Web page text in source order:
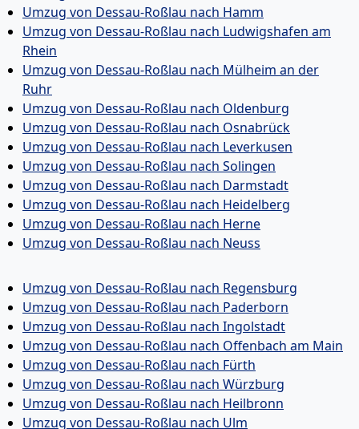
Umzug von Dessau-Roßlau nach Hamm
Umzug von Dessau-Roßlau nach Ludwigshafen am
Rhein
Umzug von Dessau-Roßlau nach Mülheim an der
Ruhr
Umzug von Dessau-Roßlau nach Oldenburg
Umzug von Dessau-Roßlau nach Osnabrück
Umzug von Dessau-Roßlau nach Leverkusen
Umzug von Dessau-Roßlau nach Solingen
Umzug von Dessau-Roßlau nach Darmstadt
Umzug von Dessau-Roßlau nach Heidelberg
Umzug von Dessau-Roßlau nach Herne
Umzug von Dessau-Roßlau nach Neuss
Umzug von Dessau-Roßlau nach Regensburg
Umzug von Dessau-Roßlau nach Paderborn
Umzug von Dessau-Roßlau nach Ingolstadt
Umzug von Dessau-Roßlau nach Offenbach am Main
Umzug von Dessau-Roßlau nach Fürth
Umzug von Dessau-Roßlau nach Würzburg
Umzug von Dessau-Roßlau nach Heilbronn
Umzug von Dessau-Roßlau nach Ulm